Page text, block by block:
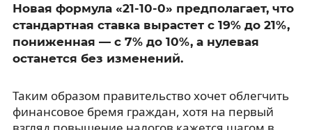
Новая формула «21-10-0» предполагает, что
стандартная ставка вырастет с 19% до 21%,
пониженная — с 7% до 10%, а нулевая
останется без изменений.
Таким образом правительство хочет облегчить
финансовое бремя граждан, хотя на первый